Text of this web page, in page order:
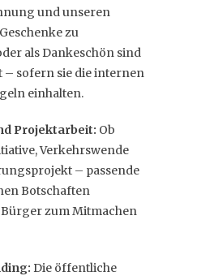
und unseren
zu
als Dankeschön sind
– sofern sie die internen
einhalten.
Projektarbeit: Ob
Verkehrswende
– passende
Botschaften
zum Mitmachen
Die öffentliche